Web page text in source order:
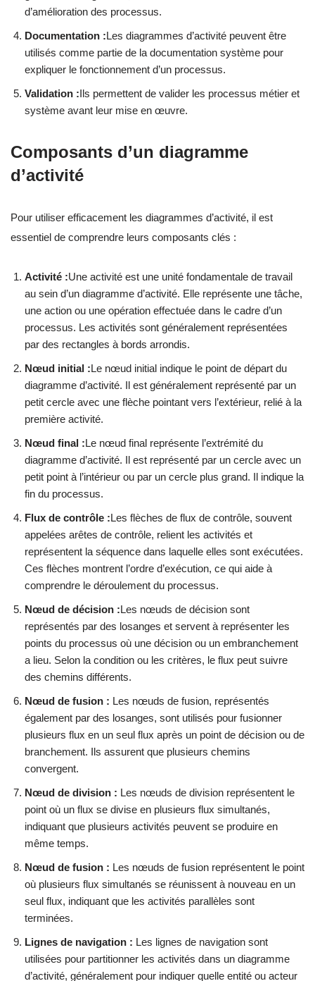
d’amélioration des processus.
Documentation :Les diagrammes d’activité peuvent être
utilisés comme partie de la documentation système pour
expliquer le fonctionnement d’un processus.
Validation :Ils permettent de valider les processus métier et
système avant leur mise en œuvre.
Composants d’un diagramme
d’activité
Pour utiliser efficacement les diagrammes d’activité, il est
essentiel de comprendre leurs composants clés :
Activité :Une activité est une unité fondamentale de travail
au sein d’un diagramme d’activité. Elle représente une tâche,
une action ou une opération effectuée dans le cadre d’un
processus. Les activités sont généralement représentées
par des rectangles à bords arrondis.
Nœud initial :Le nœud initial indique le point de départ du
diagramme d’activité. Il est généralement représenté par un
petit cercle avec une flèche pointant vers l’extérieur, relié à la
première activité.
Nœud final :Le nœud final représente l’extrémité du
diagramme d’activité. Il est représenté par un cercle avec un
petit point à l’intérieur ou par un cercle plus grand. Il indique la
fin du processus.
Flux de contrôle :Les flèches de flux de contrôle, souvent
appelées arêtes de contrôle, relient les activités et
représentent la séquence dans laquelle elles sont exécutées.
Ces flèches montrent l’ordre d’exécution, ce qui aide à
comprendre le déroulement du processus.
Nœud de décision :Les nœuds de décision sont
représentés par des losanges et servent à représenter les
points du processus où une décision ou un embranchement
a lieu. Selon la condition ou les critères, le flux peut suivre
des chemins différents.
Nœud de fusion : Les nœuds de fusion, représentés
également par des losanges, sont utilisés pour fusionner
plusieurs flux en un seul flux après un point de décision ou de
branchement. Ils assurent que plusieurs chemins
convergent.
Nœud de division : Les nœuds de division représentent le
point où un flux se divise en plusieurs flux simultanés,
indiquant que plusieurs activités peuvent se produire en
même temps.
Nœud de fusion : Les nœuds de fusion représentent le point
où plusieurs flux simultanés se réunissent à nouveau en un
seul flux, indiquant que les activités parallèles sont
terminées.
Lignes de navigation : Les lignes de navigation sont
utilisées pour partitionner les activités dans un diagramme
d’activité, généralement pour indiquer quelle entité ou acteur